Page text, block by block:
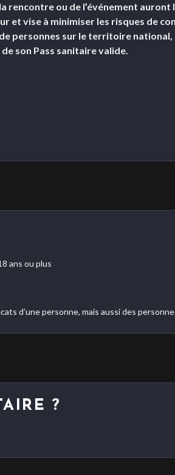
ou de l’événement
et vise à minimiser les risques de
personnes sur le territoire
son Pass sanitaire valide.
ans ou plus
d’une personne, mais aussi des
?